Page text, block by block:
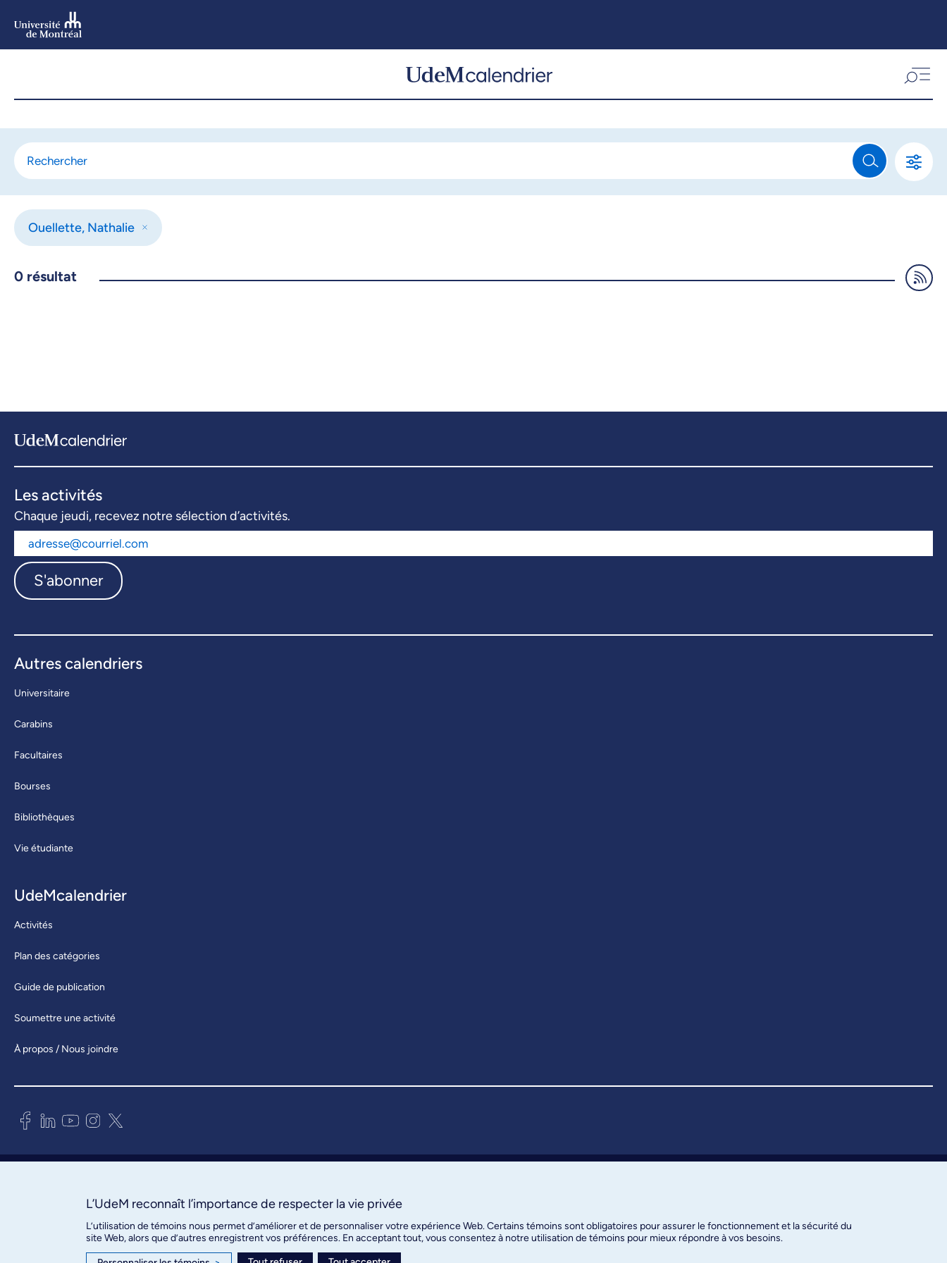
Ouellette, Nathalie
0 résultat
Les activités
Chaque jeudi, recevez notre sélection d’activités.
S'abonner
Autres calendriers
Universitaire
Carabins
Facultaires
Bourses
Bibliothèques
Vie étudiante
UdeMcalendrier
Activités
Plan des catégories
Guide de publication
Soumettre une activité
À propos / Nous joindre
Bureau des communications et
3744, rue Jean-Brillant, bureau 490
L’UdeM reconnaît l’importance de respecter la vie privée
L’utilisation de témoins nous permet d’améliorer et de personnaliser votre expérience Web. Certains témoins sont obligatoires pour assurer le fonctionnement et la sécurité du
site Web, alors que d’autres enregistrent vos préférences. En acceptant tout, vous consentez à notre utilisation de témoins pour mieux répondre à vos besoins.